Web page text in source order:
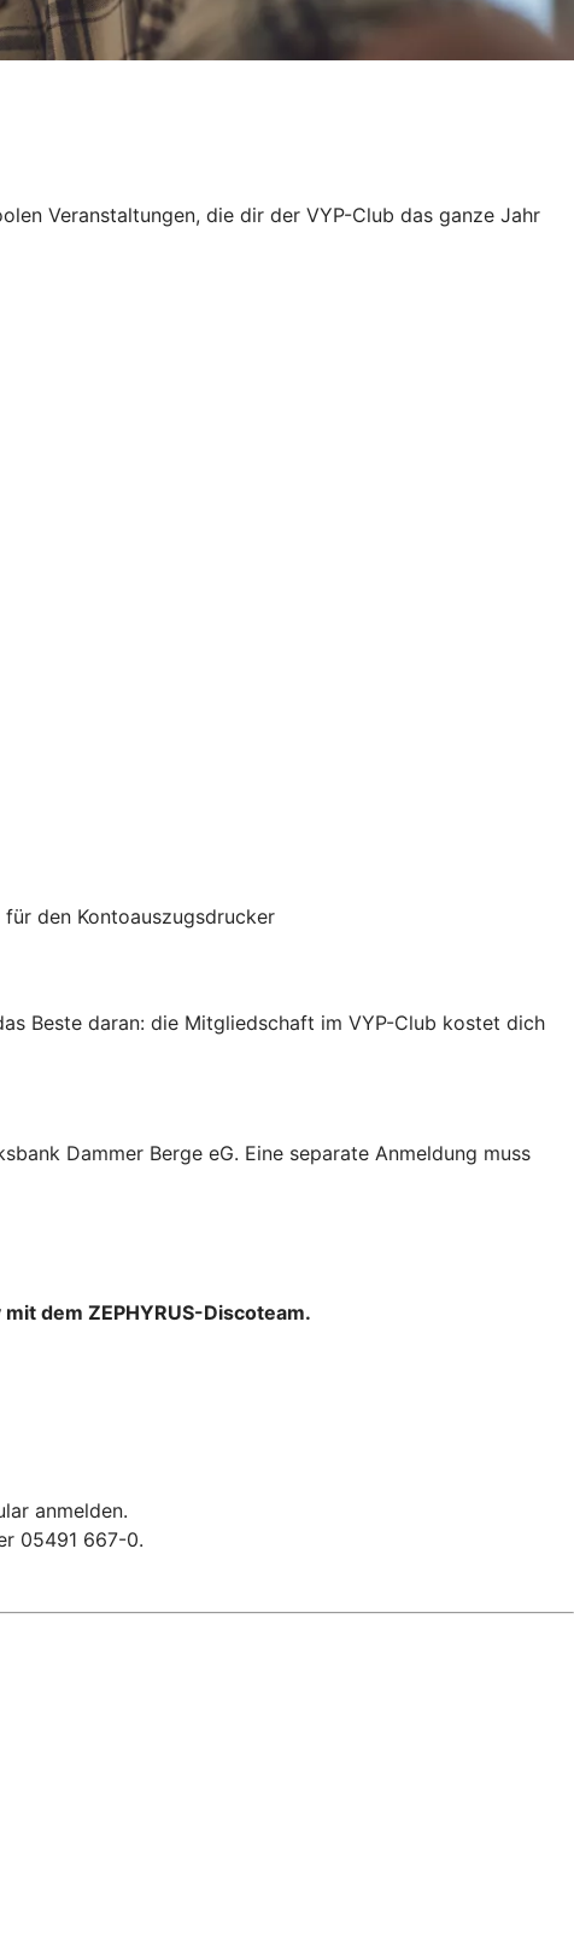
Veranstaltungen, die dir der VYP-Club das ganze Jahr
den Kontoauszugsdrucker
Beste daran: die Mitgliedschaft im VYP-Club kostet dich
Dammer Berge eG. Eine separate Anmeldung muss
dem ZEPHYRUS-Discoteam.
anmelden.
05491 667-0.